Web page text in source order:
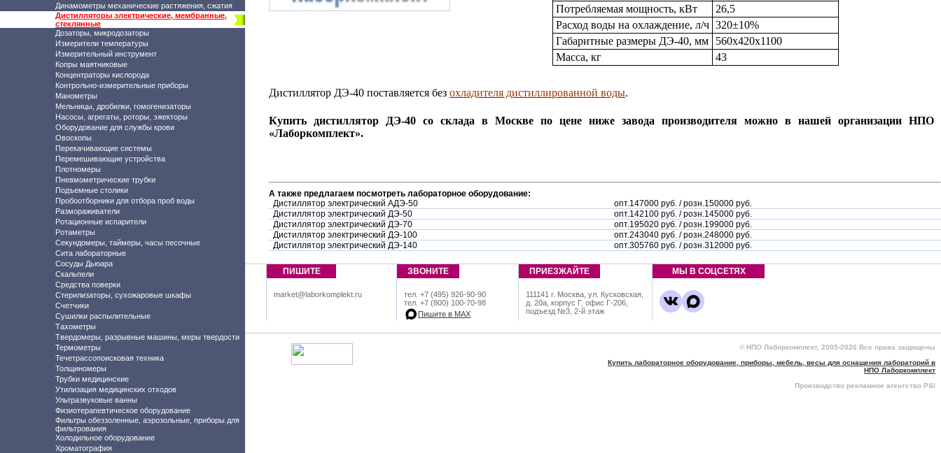
Динамометры механические растяжения, сжатия
Дистилляторы электрические, мембранные,
стеклянные
Дозаторы, микродозаторы
Измерители температуры
Измерительный инструмент
Копры маятниковые
Концентраторы кислорода
Контрольно-измерительные приборы
Манометры
Мельницы, дробилки, гомогенизаторы
Насосы, агрегаты, роторы, эжекторы
Оборудование для службы крови
Овоскопы
Перекачивающие системы
Перемешивающие устройства
Плотномеры
Пневмометрические трубки
Подъемные столики
Пробоотборники для отбора проб воды
Размораживатели
Ротационные испарители
Ротаметры
Секундомеры, таймеры, часы песочные
Сита лабораторные
Сосуды Дьюара
Скальпели
Средства поверки
Стерилизаторы, сухожаровые шкафы
Счетчики
Сушилки распылительные
Тахометры
Твердомеры, разрывные машины, меры твердости
Термометры
Течетрассопоисковая техника
Толщиномеры
Трубки медицинские
Утилизация медицинских отходов
Ультразвуковые ванны
Физиотерапевтическое оборудование
Фильтры обеззоленные, аэрозольные, приборы для
фильтрования
Холодильное оборудование
Хроматография
Потребляемая мощность, кВт
26,5
Расход воды на охлаждение, л/ч 320±10%
Габаритные размеры ДЭ-40, мм
560х420х1100
Масса, кг
43
Дистиллятор ДЭ-40 поставляется без охладителя дистиллированной воды.
Купить дистиллятор ДЭ-40 со склада в Москве по цене ниже завода производителя можно в нашей организации НПО
«Лаборкомплект».
А также предлагаем посмотреть лабораторное оборудование:
Дистиллятор электрический АДЭ-50
опт.147000 руб. / розн.150000 руб.
Дистиллятор электрический ДЭ-50
опт.142100 руб. / розн.145000 руб.
Дистиллятор электрический ДЭ-70
опт.195020 руб. / розн.199000 руб.
Дистиллятор электрический ДЭ-100
опт.243040 руб. / розн.248000 руб.
Дистиллятор электрический ДЭ-140
опт.305760 руб. / розн.312000 руб.
ПИШИТЕ
market@laborkomplekt.ru
ЗВОНИТЕ
тел. +7 (495) 926-90-90
тел. +7 (800) 100-70-98
Пишите в МАХ
ПРИЕЗЖАЙТЕ
111141 г. Москва, ул. Кусковская,
д. 20а, корпус Г, офис Г-206,
подъезд №3, 2-й этаж
МЫ В СОЦСЕТЯХ
© НПО Лаборкомплект, 2005-2026 Все права защищены
Купить лабораторное оборудование, приборы, мебель, весы для оснащения лабораторий в
НПО Лаборкомплект
Производство рекламное агентство P&I